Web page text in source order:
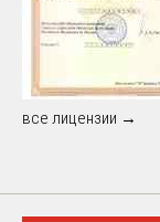
все лицензии →